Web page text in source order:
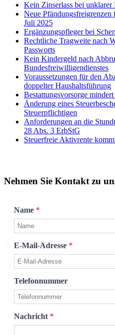
Kein Zinserlass bei unklarer
Neue
Juli 2025
Ergänzungspfleger bei
Rechtliche Tragweite nach
Passworts
Kein Kindergeld nach
Bundesfreiwilligendienstes
Voraussetzungen für den
doppelter Haushaltsführung
Bestattungsvorsorge
Änderung eines
Steuerpflichtigen
Anforderungen an die
28 Abs. 3 ErbStG
Steuerfreie Aktivrente
Nehmen Sie Kontakt zu
Name *
E-Mail-Adresse *
Telefonnummer
Nachricht *